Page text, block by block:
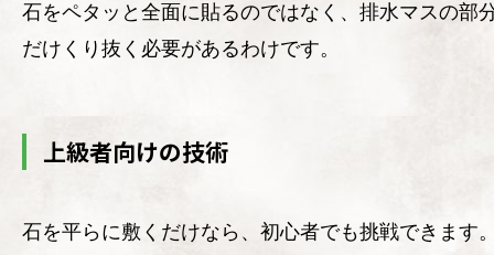
石をペタッと全面に貼るのではなく、排水マスの部
だけくり抜く必要があるわけです。
上級者向けの技術
石を平らに敷くだけなら、初心者でも挑戦できます